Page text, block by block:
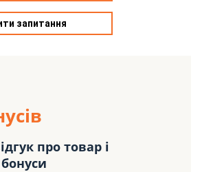
запитання
про товар і